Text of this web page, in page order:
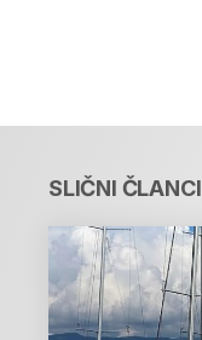
SLIČNI ČLANCI